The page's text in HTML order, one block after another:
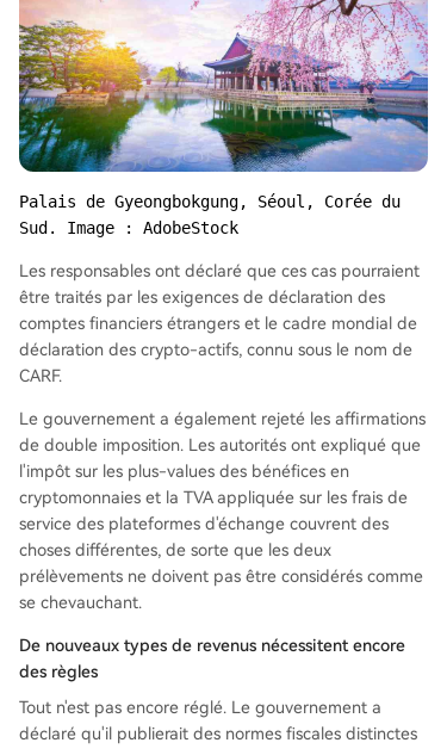
Palais de Gyeongbokgung, Séoul, Corée du
Sud. Image : AdobeStock
Les responsables ont déclaré que ces cas pourraient
être traités par les exigences de déclaration des
comptes financiers étrangers et le cadre mondial de
déclaration des crypto-actifs, connu sous le nom de
CARF.
Le gouvernement a également rejeté les affirmations
de double imposition. Les autorités ont expliqué que
l'impôt sur les plus-values des bénéfices en
cryptomonnaies et la TVA appliquée sur les frais de
service des plateformes d'échange couvrent des
choses différentes, de sorte que les deux
prélèvements ne doivent pas être considérés comme
se chevauchant.
De nouveaux types de revenus nécessitent encore
des règles
Tout n'est pas encore réglé. Le gouvernement a
déclaré qu'il publierait des normes fiscales distinctes